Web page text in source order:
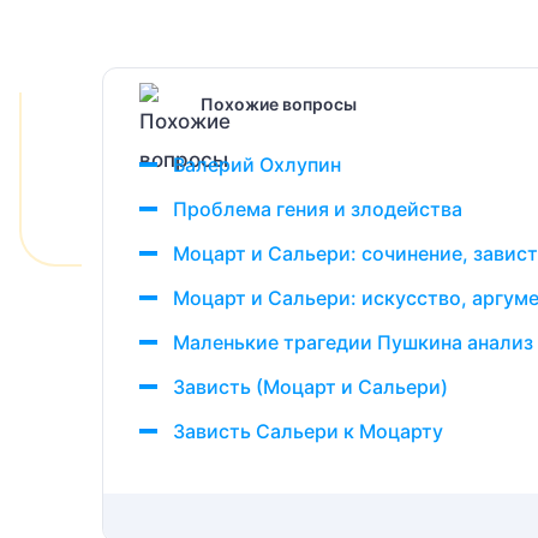
Похожие вопросы
Валерий Охлупин
Проблема гения и злодейства
Моцарт и Сальери: сочинение,
Моцарт и Сальери: искусство,
Маленькие трагедии Пушкина анализ
Зависть (Моцарт и Сальери)
Зависть Сальери к Моцарту